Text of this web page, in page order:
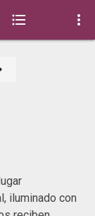
 
iluminado con